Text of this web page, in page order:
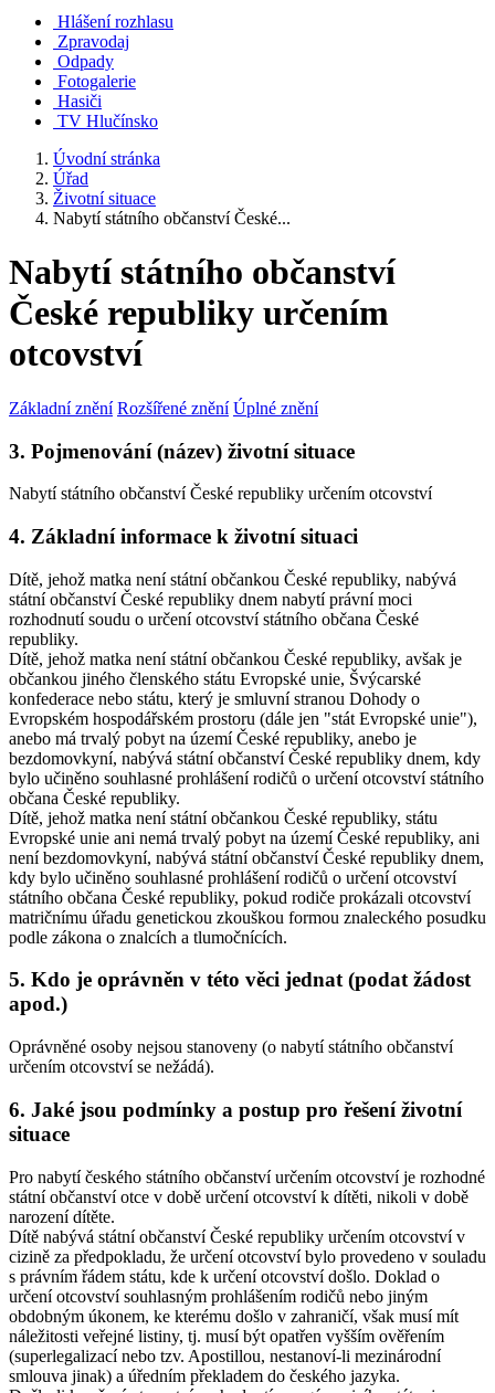
Hlášení rozhlasu
Zpravodaj
Odpady
Fotogalerie
Hasiči
TV Hlučínsko
Úvodní stránka
Úřad
Životní situace
Nabytí státního občanství České...
Nabytí státního občanství
České republiky určením
otcovství
Základní znění Rozšířené znění Úplné znění
3. Pojmenování (název) životní situace
Nabytí státního občanství České republiky určením otcovství
4. Základní informace k životní situaci
Dítě, jehož matka není státní občankou České republiky, nabývá
státní občanství České republiky dnem nabytí právní moci
rozhodnutí soudu o určení otcovství státního občana České
republiky.
Dítě, jehož matka není státní občankou České republiky, avšak je
občankou jiného členského státu Evropské unie, Švýcarské
konfederace nebo státu, který je smluvní stranou Dohody o
Evropském hospodářském prostoru (dále jen "stát Evropské unie"),
anebo má trvalý pobyt na území České republiky, anebo je
bezdomovkyní, nabývá státní občanství České republiky dnem, kdy
bylo učiněno souhlasné prohlášení rodičů o určení otcovství státního
občana České republiky.
Dítě, jehož matka není státní občankou České republiky, státu
Evropské unie ani nemá trvalý pobyt na území České republiky, ani
není bezdomovkyní, nabývá státní občanství České republiky dnem,
kdy bylo učiněno souhlasné prohlášení rodičů o určení otcovství
státního občana České republiky, pokud rodiče prokázali otcovství
matričnímu úřadu genetickou zkouškou formou znaleckého posudku
podle zákona o znalcích a tlumočnících.
5. Kdo je oprávněn v této věci jednat (podat žádost
apod.)
Oprávněné osoby nejsou stanoveny (o nabytí státního občanství
určením otcovství se nežádá).
6. Jaké jsou podmínky a postup pro řešení životní
situace
Pro nabytí českého státního občanství určením otcovství je rozhodné
státní občanství otce v době určení otcovství k dítěti, nikoli v době
narození dítěte.
Dítě nabývá státní občanství České republiky určením otcovství v
cizině za předpokladu, že určení otcovství bylo provedeno v souladu
s právním řádem státu, kde k určení otcovství došlo. Doklad o
určení otcovství souhlasným prohlášením rodičů nebo jiným
obdobným úkonem, ke kterému došlo v zahraničí, však musí mít
náležitosti veřejné listiny, tj. musí být opatřen vyšším ověřením
(superlegalizací nebo tzv. Apostillou, nestanoví-li mezinárodní
smlouva jinak) a úředním překladem do českého jazyka.